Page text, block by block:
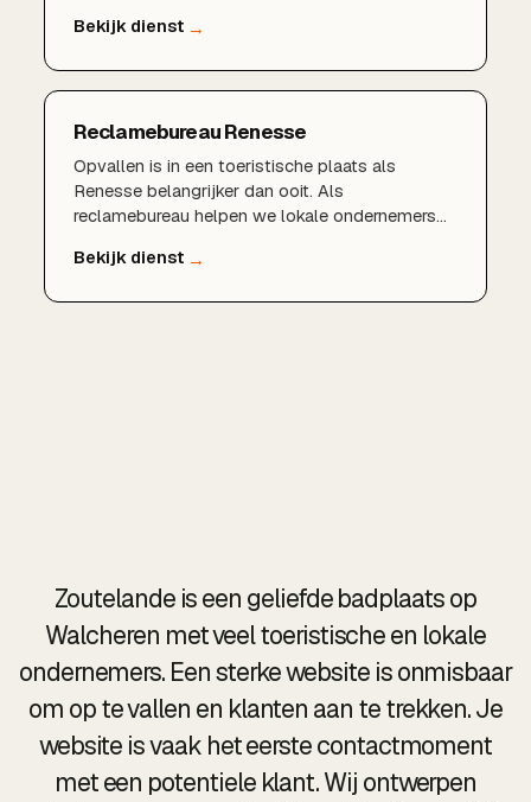
technisch SEO-sterke website. BDMNL bouwt
Reclamebureau Renesse
Opvallen is in een toeristische plaats als
Renesse belangrijker dan ooit. Als
reclamebureau helpen we lokale ondernemers
marketing die werkt. Zo vergroot je je
Zoutelande is een geliefde badplaats op
Walcheren met veel toeristische en lokale
ondernemers. Een sterke website is onmisbaar
om op te vallen en klanten aan te trekken. Je
website is vaak het eerste contactmoment
met een potentiele klant. Wij ontwerpen